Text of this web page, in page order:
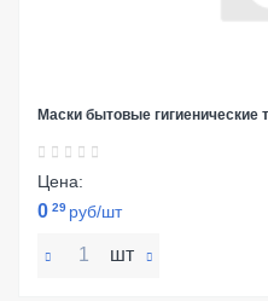
Маски бытовые гигиенические
Цена:
0 29 руб/шт
шт